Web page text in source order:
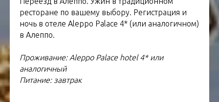
ресторане по вашему выбору. Регистрация и
ночь в отеле Aleppo Palace 4* (или аналогичном)
в Алеппо.
Проживание: Aleppo Palace hotel 4* или
аналогичный
Питание: завтрак